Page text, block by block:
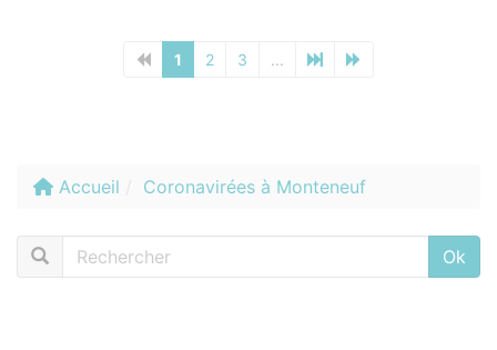
1 2 3 ...
Accueil Coronavirées à Monteneuf
Rechercher : Ok